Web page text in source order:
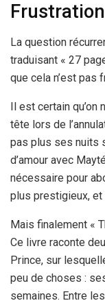
La question
traduisant « 27
que cela n’est pas
Il est certain qu’on
tête lors de
pas plus ses nuits
d’amour avec
nécessaire pour
plus prestigieux, et
Mais finalement «
Ce livre raconte
Prince, sur
peu de choses :
semaines. Entre